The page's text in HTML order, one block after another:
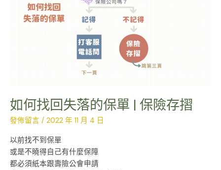
如何找回失落的保單 | 保險存摺
發佈留言 / 2022 年 11 月 4 日
以前找不到保單
或是不曉得自己有什麼保障
都必須紙本跟壽險公會申請
失
落
的
保